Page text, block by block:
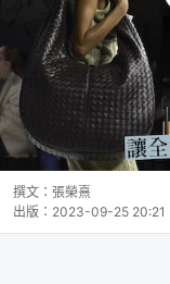
撰文： 張榮熹
出版： 2023-09-25 20:21